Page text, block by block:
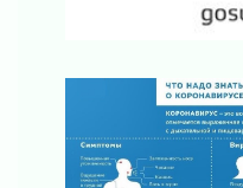
01 августа 2026
Безмолвный крик
01 августа 2026
В музей всей семьёй